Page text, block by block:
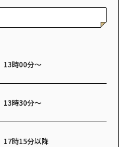
13時00分～
13時30分～
17時15分以降